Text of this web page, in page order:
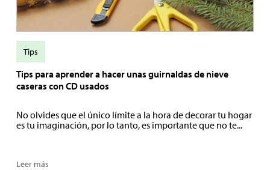
Tips para aprender a hacer unas guirnaldas de nieve
caseras con CD usados
No olvides que el único límite a la hora de decorar tu hogar
es tu imaginación, por lo tanto, es importante que no te...
Leer más
Tips